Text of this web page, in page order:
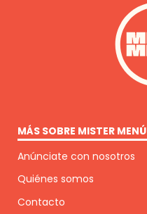
MÁS SOBRE MISTER MENÚ
Anúnciate con nosotros
Quiénes somos
Contacto